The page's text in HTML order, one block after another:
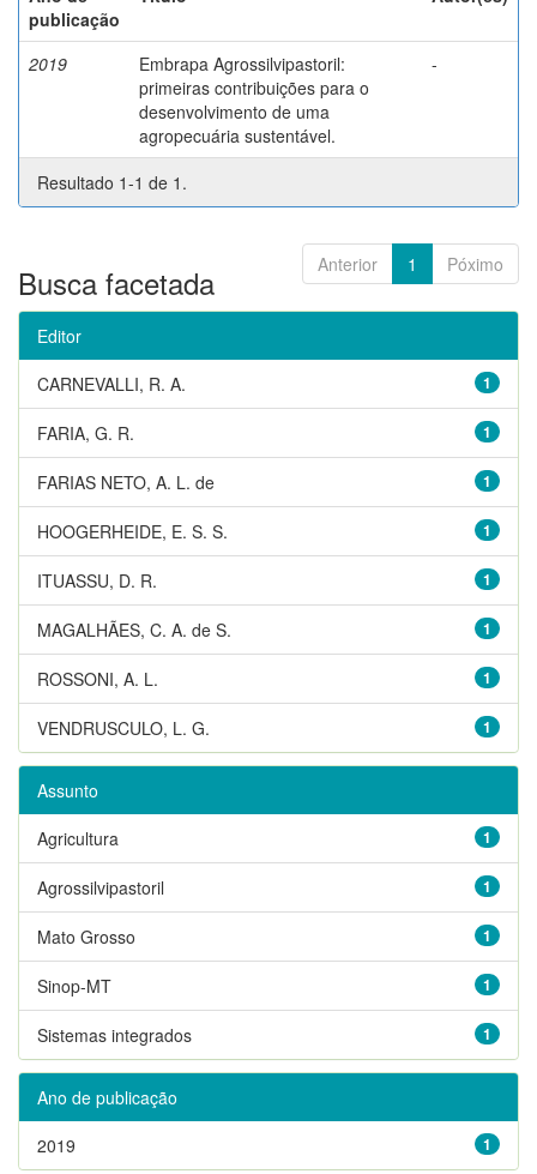
publicação
2019
Embrapa Agrossilvipastoril:
primeiras contribuições para o
desenvolvimento de uma
agropecuária sustentável.
-
Resultado 1-1 de 1.
Anterior 1 Póximo
Busca facetada
Editor
1
CARNEVALLI, R. A.
1
FARIA, G. R.
1
FARIAS NETO, A. L. de
1
HOOGERHEIDE, E. S. S.
1
ITUASSU, D. R.
1
MAGALHÃES, C. A. de S.
1
ROSSONI, A. L.
1
VENDRUSCULO, L. G.
Assunto
1
Agricultura
1
Agrossilvipastoril
1
Mato Grosso
1
Sinop-MT
1
Sistemas integrados
Ano de publicação
1
2019